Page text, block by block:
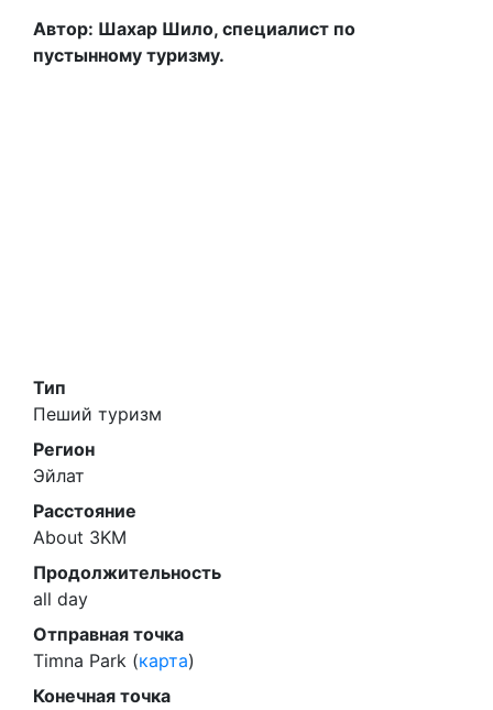
Автор: Шахар Шило, специалист по
пустынному туризму.
Тип
Пеший туризм
Регион
Эйлат
Расстояние
About 3KM
Продолжительность
all day
Отправная точка
Timna Park (карта)
Конечная точка